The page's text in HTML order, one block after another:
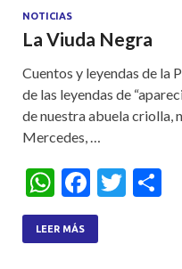
NOTICIAS
La Viuda Negra
Cuentos y leyendas de la
de las leyendas de
de nuestra abuela criolla,
Mercedes, …
W
h
at
F
ac
e
T
LEER MÁS